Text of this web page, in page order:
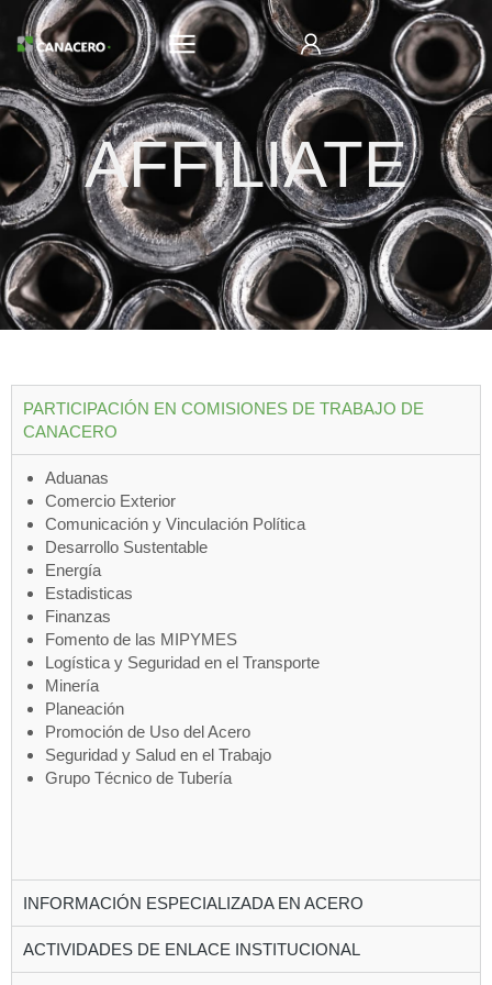
AFFILIATE
PARTICIPACIÓN EN COMISIONES DE TRABAJO DE
CANACERO
Aduanas
Comercio Exterior
Comunicación y Vinculación Política
Desarrollo Sustentable
Energía
Estadisticas
Finanzas
Fomento de las MIPYMES
Logística y Seguridad en el Transporte
Minería
Planeación
Promoción de Uso del Acero
Seguridad y Salud en el Trabajo
Grupo Técnico de Tubería
INFORMACIÓN ESPECIALIZADA EN ACERO
ACTIVIDADES DE ENLACE INSTITUCIONAL